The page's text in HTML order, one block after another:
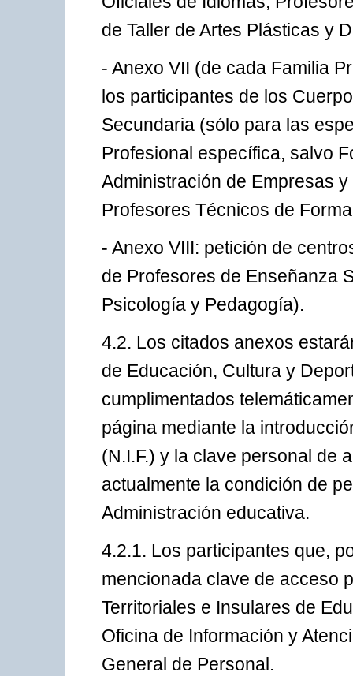
de Taller de Artes Plásticas y
- Anexo VII (de cada Familia
los participantes de los
Secundaria (sólo para las
Profesional específica, salvo
Administración de Empresas
Profesores Técnicos de
- Anexo VIII: petición de
de Profesores de Enseñanza
Psicología y Pedagogía).
4.2. Los citados anexos
de Educación, Cultura y
cumplimentados
página mediante la
(N.I.F.) y la clave personal de
actualmente la condición de
Administración educativa.
4.2.1. Los participantes que,
mencionada clave de acceso
Territoriales e Insulares de
Oficina de Información y
General de Personal.